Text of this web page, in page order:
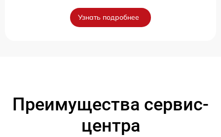
Узнать подробнее
Преимущества сервис-
центра